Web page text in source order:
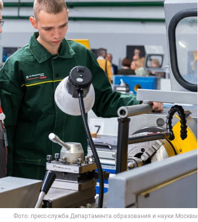
Фото: пресс-служба Департамента образования и науки Москвы